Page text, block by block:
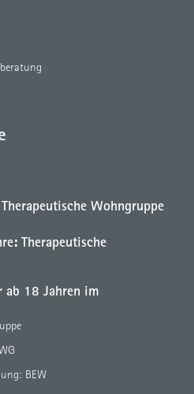
Wohngruppe
Therapeutische
ab 18 Jahren im
BEW